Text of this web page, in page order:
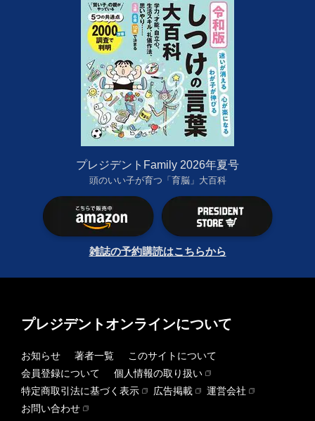
プレジデントFamily 2026年夏号
頭のいい子が育つ「育脳」大百科
雑誌の予約購読はこちらから
プレジデントオンラインについて
お知らせ 著者一覧
このサイトについて
会員登録について
個人情報の取り扱い
特定商取引法に基づく表示
広告掲載
運営会社
お問い合わせ